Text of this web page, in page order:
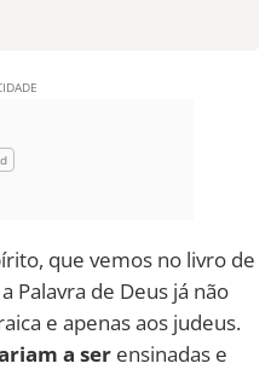
que vemos no livro de
Palavra de Deus já não
e apenas aos judeus.
a ser ensinadas e